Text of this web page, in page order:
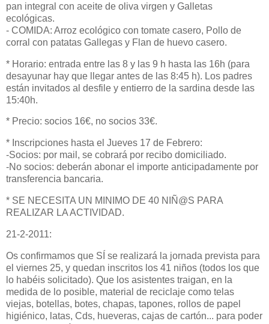
pan integral con aceite de oliva virgen y Galletas
ecológicas.
- COMIDA: Arroz ecológico con tomate casero, Pollo de
corral con patatas Gallegas y Flan de huevo casero.
* Horario: entrada entre las 8 y las 9 h hasta las 16h (para
desayunar hay que llegar antes de las 8:45 h). Los padres
están invitados al desfile y entierro de la sardina desde las
15:40h.
* Precio: socios 16€, no socios 33€.
* Inscripciones hasta el Jueves 17 de Febrero:
-Socios: por mail, se cobrará por recibo domiciliado.
-No socios: deberán abonar el importe anticipadamente por
transferencia bancaria.
* SE NECESITA UN MINIMO DE 40 NIÑ@S PARA
REALIZAR LA ACTIVIDAD.
21-2-2011:
Os confirmamos que SÍ se realizará la jornada prevista para
el viernes 25, y quedan inscritos los 41 niños (todos los que
lo habéis solicitado). Que los asistentes traigan, en la
medida de lo posible, material de reciclaje como telas
viejas, botellas, botes, chapas, tapones, rollos de papel
higiénico, latas, Cds, hueveras, cajas de cartón... para poder